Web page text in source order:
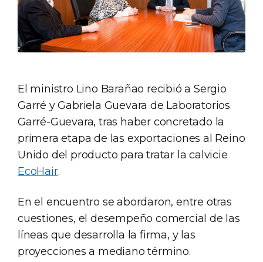
El ministro Lino Barañao recibió a Sergio
Garré y Gabriela Guevara de Laboratorios
Garré-Guevara, tras haber concretado la
primera etapa de las exportaciones al Reino
Unido del producto para tratar la calvicie
EcoHair.
En el encuentro se abordaron, entre otras
cuestiones, el desempeño comercial de las
líneas que desarrolla la firma, y las
proyecciones a mediano término.